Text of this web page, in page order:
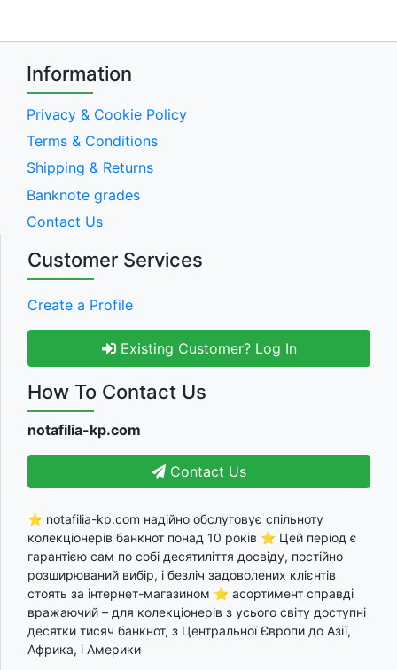
Information
Privacy & Cookie Policy
Terms & Conditions
Shipping & Returns
Banknote grades
Contact Us
Customer Services
Create a Profile
Existing Customer? Log In
How To Contact Us
notafilia-kp.com
Contact Us
⭐ notafilia-kp.com надійно обслуговує спільноту
колекціонерів банкнот понад 10 років ⭐ Цей період є
гарантією сам по собі десятиліття досвіду, постійно
розширюваний вибір, і безліч задоволених клієнтів
стоять за інтернет-магазином ⭐ асортимент справді
вражаючий – для колекціонерів з усього світу доступні
десятки тисяч банкнот, з Центральної Європи до Азії,
Африка, і Америки